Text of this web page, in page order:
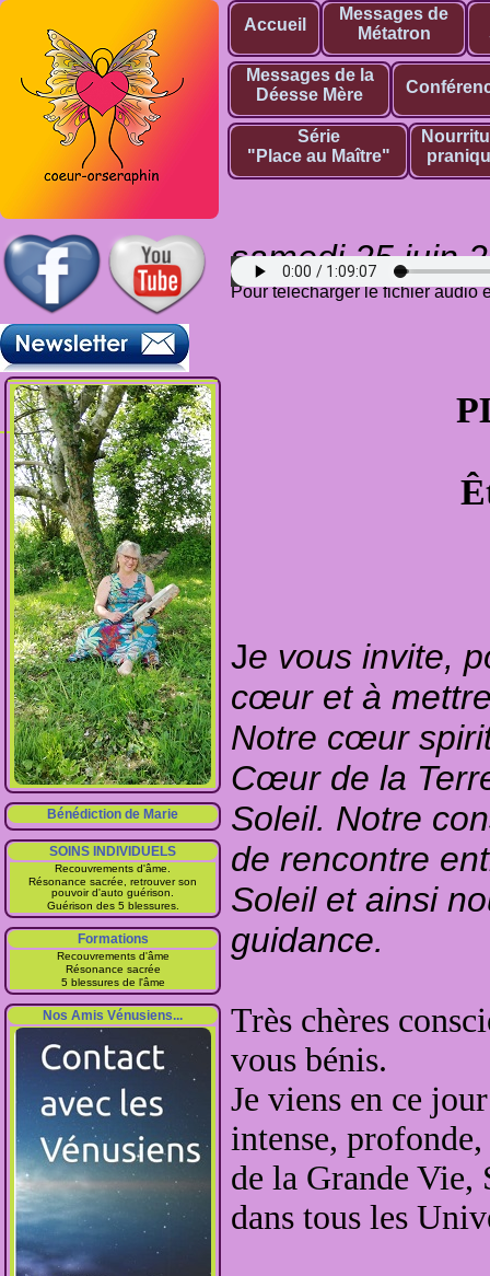
Bénédiction de Marie
SOINS INDIVIDUELS
Recouvrements d'âme.
Résonance sacrée, retrouver son
pouvoir d'auto guérison.
Guérison des 5 blessures.
Formations
Recouvrements d'âme
Résonance sacrée
5 blessures de l'âme
Nos Amis Vénusiens...
Accueil
Messages de
Métatron
Messages de la
Déesse Mère
Série
"Place au Maître"
samedi 25 juin
Pour télécharger le fichier audio
Je vous invite,
cœur et à
Notre cœur
Cœur de la
Soleil. Notre
de rencontre
Soleilet ainsi
guidance.
Très chères
vous bénis.
Je viens en ce
intense, profonde
de la Grande Vie,
dans tous les